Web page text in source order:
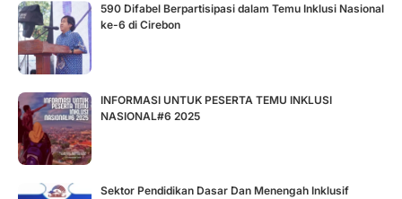
590 Difabel Berpartisipasi dalam Temu Inklusi Nasional
ke-6 di Cirebon
INFORMASI UNTUK PESERTA TEMU INKLUSI
NASIONAL#6 2025
Sektor Pendidikan Dasar Dan Menengah Inklusif